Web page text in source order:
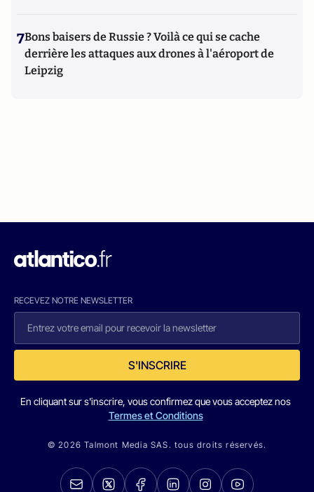
7Bons baisers de Russie ? Voilà ce qui se cache
derrière les attaques aux drones à l'aéroport de
Leipzig
RECEVEZ NOTRE NEWSLETTER
S'INSCRIRE
En cliquant sur s'inscrire, vous confirmez que vous acceptez nos
Termes et Conditions
© 2026 Talmont Media SAS. tous droits réservés.